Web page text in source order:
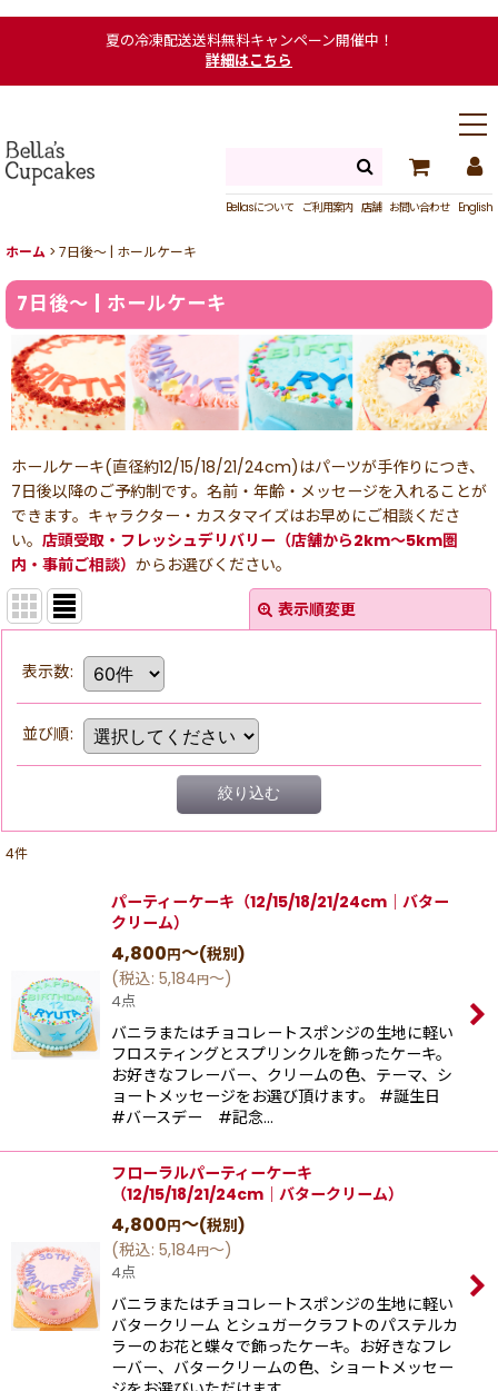
夏の冷凍配送送料無料キャンペーン開催中！
詳細はこちら
Bellasについて ご利用案内 店舗 お問い合わせ English
ホーム > 7日後〜 | ホールケーキ
7日後〜 | ホールケーキ
ホールケーキ(直径約12/15/18/21/24cm)はパーツが手作りにつき、
7日後以降のご予約制です。名前・年齢・メッセージを入れることが
できます。キャラクター・カスタマイズはお早めにご相談くださ
い。 店頭受取・フレッシュデリバリー（店舗から2km〜5km圏
内・事前ご相談） からお選びください。
表示順変更
表示数:
並び順:
絞り込む
4件
パーティーケーキ（12/15/18/21/24cm｜バター
クリーム）
4,800円～(税別)
(税込: 5,184円～)
4点
バニラまたはチョコレートスポンジの生地に軽い
フロスティングとスプリンクルを飾ったケーキ。
お好きなフレーバー、クリームの色、テーマ、シ
ョートメッセージをお選び頂けます。 #誕生日
#バースデー #記念…
フローラルパーティーケーキ
（12/15/18/21/24cm｜バタークリーム）
4,800円～(税別)
(税込: 5,184円～)
4点
バニラまたはチョコレートスポンジの生地に軽い
バタークリーム とシュガークラフトのパステルカ
ラーのお花と蝶々で飾ったケーキ。お好きなフレ
ーバー、バタークリームの色、ショートメッセー